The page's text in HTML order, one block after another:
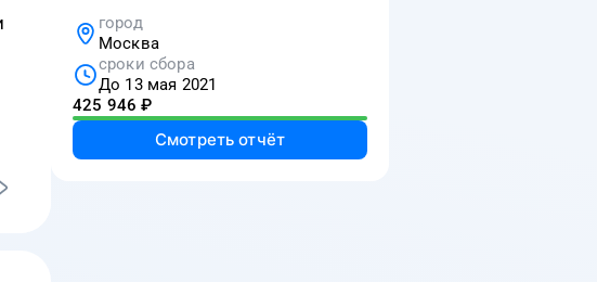
город
Москва
сроки сбора
До 13 мая 2021
425 946 ₽
Смотреть отчёт